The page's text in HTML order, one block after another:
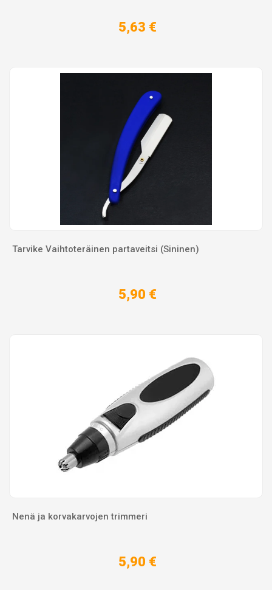
5,63 €
Tarvike Vaihtoteräinen partaveitsi (Sininen)
5,90 €
Nenä ja korvakarvojen trimmeri
5,90 €